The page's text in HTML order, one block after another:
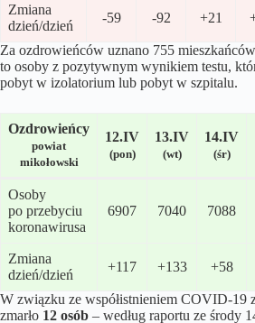
Zmiana
dzień/dzień
-59 -92 +21
Za ozdrowieńców uznano 755
to osoby z pozytywnym wynikiem testu,
pobyt w izolatorium lub pobyt w szpitalu.
Ozdrowieńcy
powiat
mikołowski
12.IV
(pon)
13.IV
(wt)
14.IV
(śr)
Osoby
po przebyciu
koronawirusa
6907 7040 7088
Zmiana
dzień/dzień
+117 +133 +58
W związku ze współistnieniem COVID-19
zmarło 12 osób – według raportu ze środy